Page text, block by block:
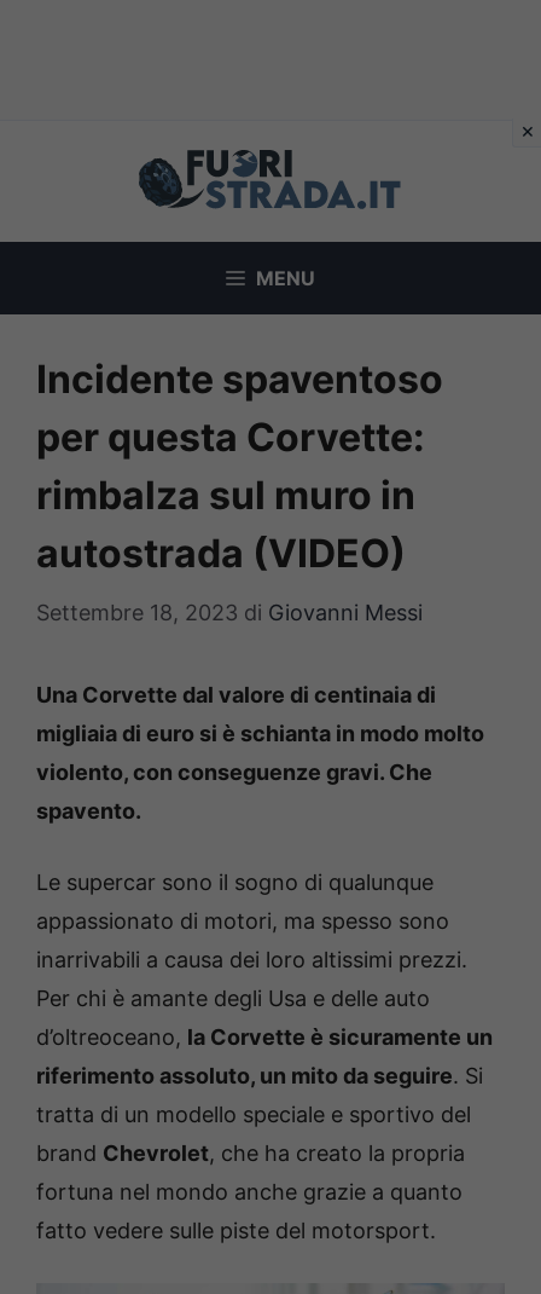
MENU
Incidente spaventoso
per questa Corvette:
rimbalza sul muro in
autostrada (VIDEO)
Settembre 18, 2023 di Giovanni Messi
Una Corvette dal valore di centinaia di
migliaia di euro si è schianta in modo molto
violento, con conseguenze gravi. Che
spavento.
Le supercar sono il sogno di qualunque
appassionato di motori, ma spesso sono
inarrivabili a causa dei loro altissimi prezzi.
Per chi è amante degli Usa e delle auto
d’oltreoceano, la Corvette è sicuramente un
riferimento assoluto, un mito da seguire. Si
tratta di un modello speciale e sportivo del
brand Chevrolet, che ha creato la propria
fortuna nel mondo anche grazie a quanto
fatto vedere sulle piste del motorsport.